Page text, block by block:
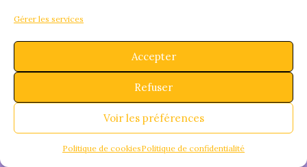
Gérer les services
Accepter
Refuser
Voir les préférences
Politique de cookiesPolitique de confidentialité